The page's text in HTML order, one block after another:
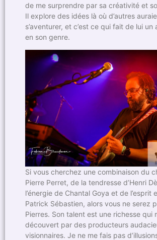
de me surprendre par sa créativité et
Il explore des idées là où d’autres
s’aventurer, et c’est ce qui fait de lui un
en son genre.
Si vous cherchez une combinaison du
Pierre Perret, de la tendresse d’Henri
l’énergie de Chantal Goya et de l’esprit
Patrick Sébastien, alors vous ne serez
Pierres. Son talent est une richesse qui
découvert par des producteurs
visionnaires. Je ne me fais pas